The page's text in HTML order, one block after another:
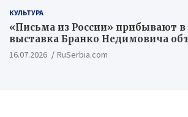
КУЛЬТУРА
«Письма из России» прибывают
выставка Бранко Недимовича
шестерых художников из
Федерации
16.07.2026 RuSerbia.com